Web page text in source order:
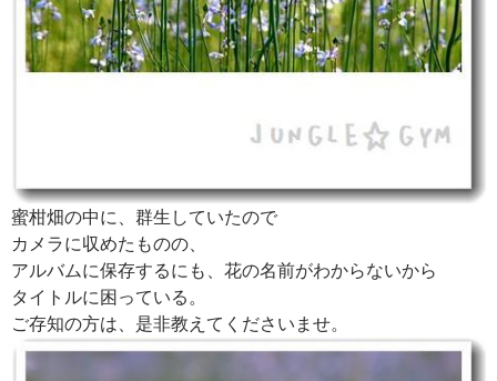
蜜柑畑の中に、群生していたので
カメラに収めたものの、
アルバムに保存するにも、花の名前がわからないから
タイトルに困っている。
ご存知の方は、是非教えてくださいませ。